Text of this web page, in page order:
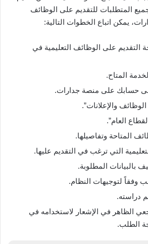
المتطلبات للتقديم على الوظائف
يمكن اتباع الخطوات التالية:
التقديم على الوظائف التعليمية في
المتاح.
حسابك على منصة جدارات.
والإعلانات”.
العام”.
المتاحة وتفاصيلها.
التي ترغب في التقديم عليها.
بالبيانات المطلوبة.
وفقاً لتوجيهات النظام.
دراسته.
الظاهر في الإشعار لاستخدامه في
الطلب.